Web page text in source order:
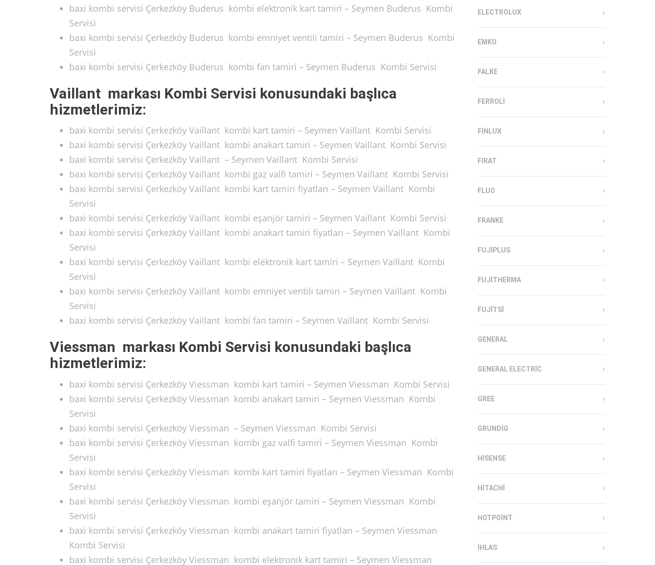
baxi kombi servisi Çerkezköy Buderus kombi elektronik kart tamiri – Seymen Buderus Kombi
Servisi
baxi kombi servisi Çerkezköy Buderus kombi emniyet ventili tamiri – Seymen Buderus Kombi
Servisi
baxi kombi servisi Çerkezköy Buderus kombi fan tamiri – Seymen Buderus Kombi Servisi
Vaillant markası Kombi Servisi konusundaki başlıca
hizmetlerimiz:
baxi kombi servisi Çerkezköy Vaillant kombi kart tamiri – Seymen Vaillant Kombi Servisi
baxi kombi servisi Çerkezköy Vaillant kombi anakart tamiri – Seymen Vaillant Kombi Servisi
baxi kombi servisi Çerkezköy Vaillant – Seymen Vaillant Kombi Servisi
baxi kombi servisi Çerkezköy Vaillant kombi gaz valfi tamiri – Seymen Vaillant Kombi Servisi
baxi kombi servisi Çerkezköy Vaillant kombi kart tamiri fiyatları – Seymen Vaillant Kombi
Servisi
baxi kombi servisi Çerkezköy Vaillant kombi eşanjör tamiri – Seymen Vaillant Kombi Servisi
baxi kombi servisi Çerkezköy Vaillant kombi anakart tamiri fiyatları – Seymen Vaillant Kombi
Servisi
baxi kombi servisi Çerkezköy Vaillant kombi elektronik kart tamiri – Seymen Vaillant Kombi
Servisi
baxi kombi servisi Çerkezköy Vaillant kombi emniyet ventili tamiri – Seymen Vaillant Kombi
Servisi
baxi kombi servisi Çerkezköy Vaillant kombi fan tamiri – Seymen Vaillant Kombi Servisi
Viessman markası Kombi Servisi konusundaki başlıca
hizmetlerimiz:
baxi kombi servisi Çerkezköy Viessman kombi kart tamiri – Seymen Viessman Kombi Servisi
baxi kombi servisi Çerkezköy Viessman kombi anakart tamiri – Seymen Viessman Kombi
Servisi
baxi kombi servisi Çerkezköy Viessman – Seymen Viessman Kombi Servisi
baxi kombi servisi Çerkezköy Viessman kombi gaz valfi tamiri – Seymen Viessman Kombi
Servisi
baxi kombi servisi Çerkezköy Viessman kombi kart tamiri fiyatları – Seymen Viessman Kombi
Servisi
baxi kombi servisi Çerkezköy Viessman kombi eşanjör tamiri – Seymen Viessman Kombi
Servisi
baxi kombi servisi Çerkezköy Viessman kombi anakart tamiri fiyatları – Seymen Viessman
Kombi Servisi
baxi kombi servisi Çerkezköy Viessman kombi elektronik kart tamiri – Seymen Viessman
ELECTROLUX
EMKO
FALKE
FERROLI
FINLUX
FIRAT
FLUO
FRANKE
FUJIPLUS
FUJITHERMA
FUJITSI
GENERAL
GENERAL ELECTRIC
GREE
GRUNDIG
HISENSE
HITACHI
HOTPOINT
IHLAS